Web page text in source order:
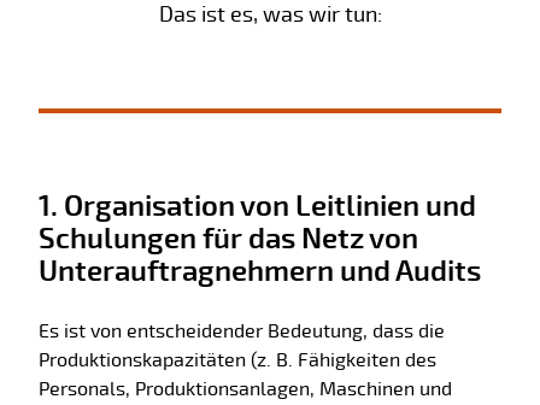
Das ist es, was wir tun:
1. Organisation von Leitlinien und
Schulungen für das Netz von
Unterauftragnehmern und Audits
Es ist von entscheidender Bedeutung, dass die
Produktionskapazitäten (z. B. Fähigkeiten des
Personals, Produktionsanlagen, Maschinen und